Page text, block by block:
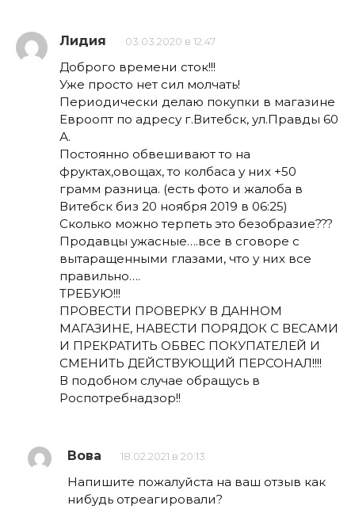
Лидия 03.03.2020 в 12:47
Доброго времени сток!!!
Уже просто нет сил молчать!
Периодически делаю покупки в магазине
Евроопт по адресу г.Витебск, ул.Правды 60
А.
Постоянно обвешивают то на
фруктах,овощах, то колбаса у них +50
грамм разница. (есть фото и жалоба в
Витебск биз 20 ноября 2019 в 06:25)
Сколько можно терпеть это безобразие???
Продавцы ужасные….все в сговоре с
вытаращенными глазами, что у них все
правильно….
ТРЕБУЮ!!!
ПРОВЕСТИ ПРОВЕРКУ В ДАННОМ
МАГАЗИНЕ, НАВЕСТИ ПОРЯДОК С ВЕСАМИ
И ПРЕКРАТИТЬ ОБВЕС ПОКУПАТЕЛЕЙ И
СМЕНИТЬ ДЕЙСТВУЮЩИЙ ПЕРСОНАЛ!!!!
В подобном случае обращусь в
Роспотребнадзор!!
Вова 18.02.2021 в 20:13
Напишите пожалуйста на ваш отзыв как
нибудь отреагировали?